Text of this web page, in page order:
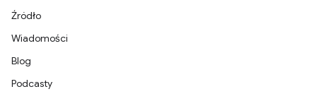
Źródło
Wiadomości
Blog
Podcasty